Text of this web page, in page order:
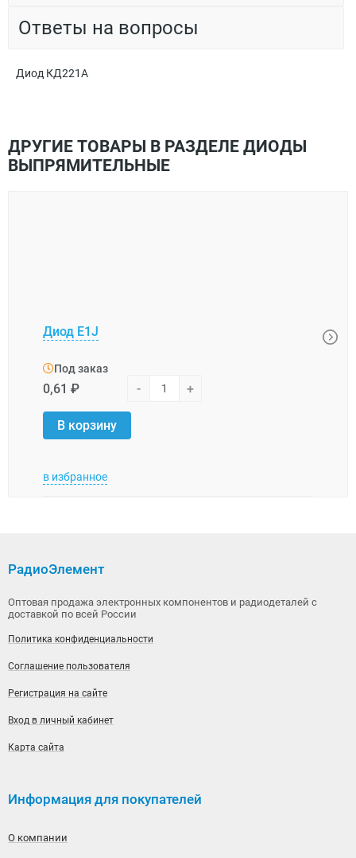
Ответы на вопросы
Диод КД221А
ДРУГИЕ ТОВАРЫ В РАЗДЕЛЕ ДИОДЫ
ВЫПРЯМИТЕЛЬНЫЕ
Диод E1J
Под заказ
0,61 ₽ - +
В корзину
в избранное
РадиоЭлемент
Оптовая продажа электронных компонентов и радиодеталей с
доставкой по всей России
Политика конфиденциальности
Соглашение пользователя
Регистрация на сайте
Вход в личный кабинет
Карта сайта
Информация для покупателей
О компании